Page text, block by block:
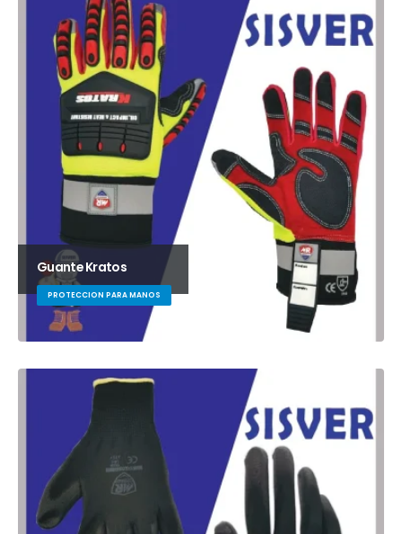
Guante Kratos
PROTECCION PARA MANOS